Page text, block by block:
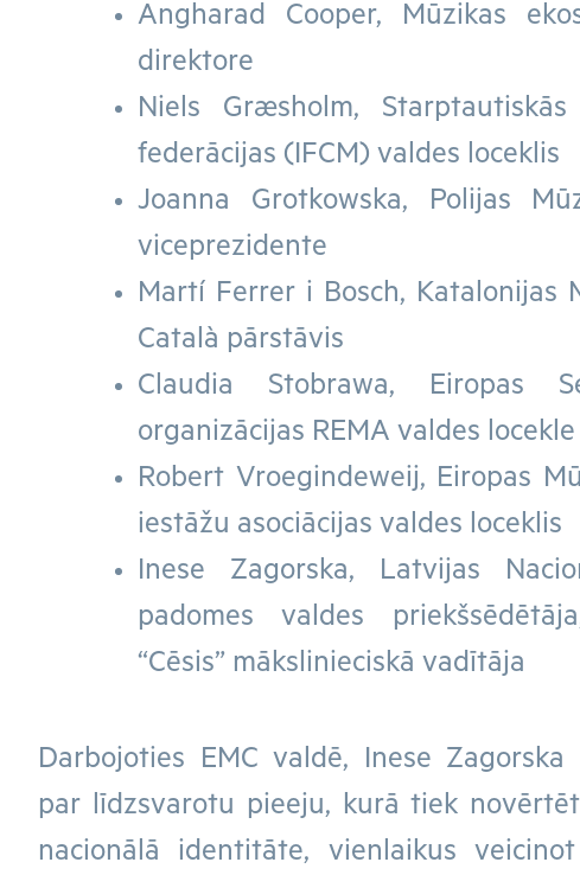
Angharad Cooper, Mūzikas
direktore
Niels Græsholm,
federācijas (IFCM) valdes loceklis
Joanna Grotkowska, Polijas
viceprezidente
Martí Ferrer i Bosch, Katalonijas
Català pārstāvis
Claudia Stobrawa, Eiropas
organizācijas REMA valdes locekle
Robert Vroegindeweij, Eiropas
iestāžu asociācijas valdes loceklis
Inese Zagorska, Latvijas
padomes valdes
“Cēsis” mākslinieciskā vadītāja
Darbojoties EMC valdē, Inese
par līdzsvarotu pieeju, kurā tiek
nacionālā identitāte, vienlaikus